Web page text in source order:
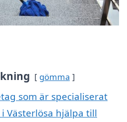
gömma
som är specialiserat
Västerlösa hjälpa till